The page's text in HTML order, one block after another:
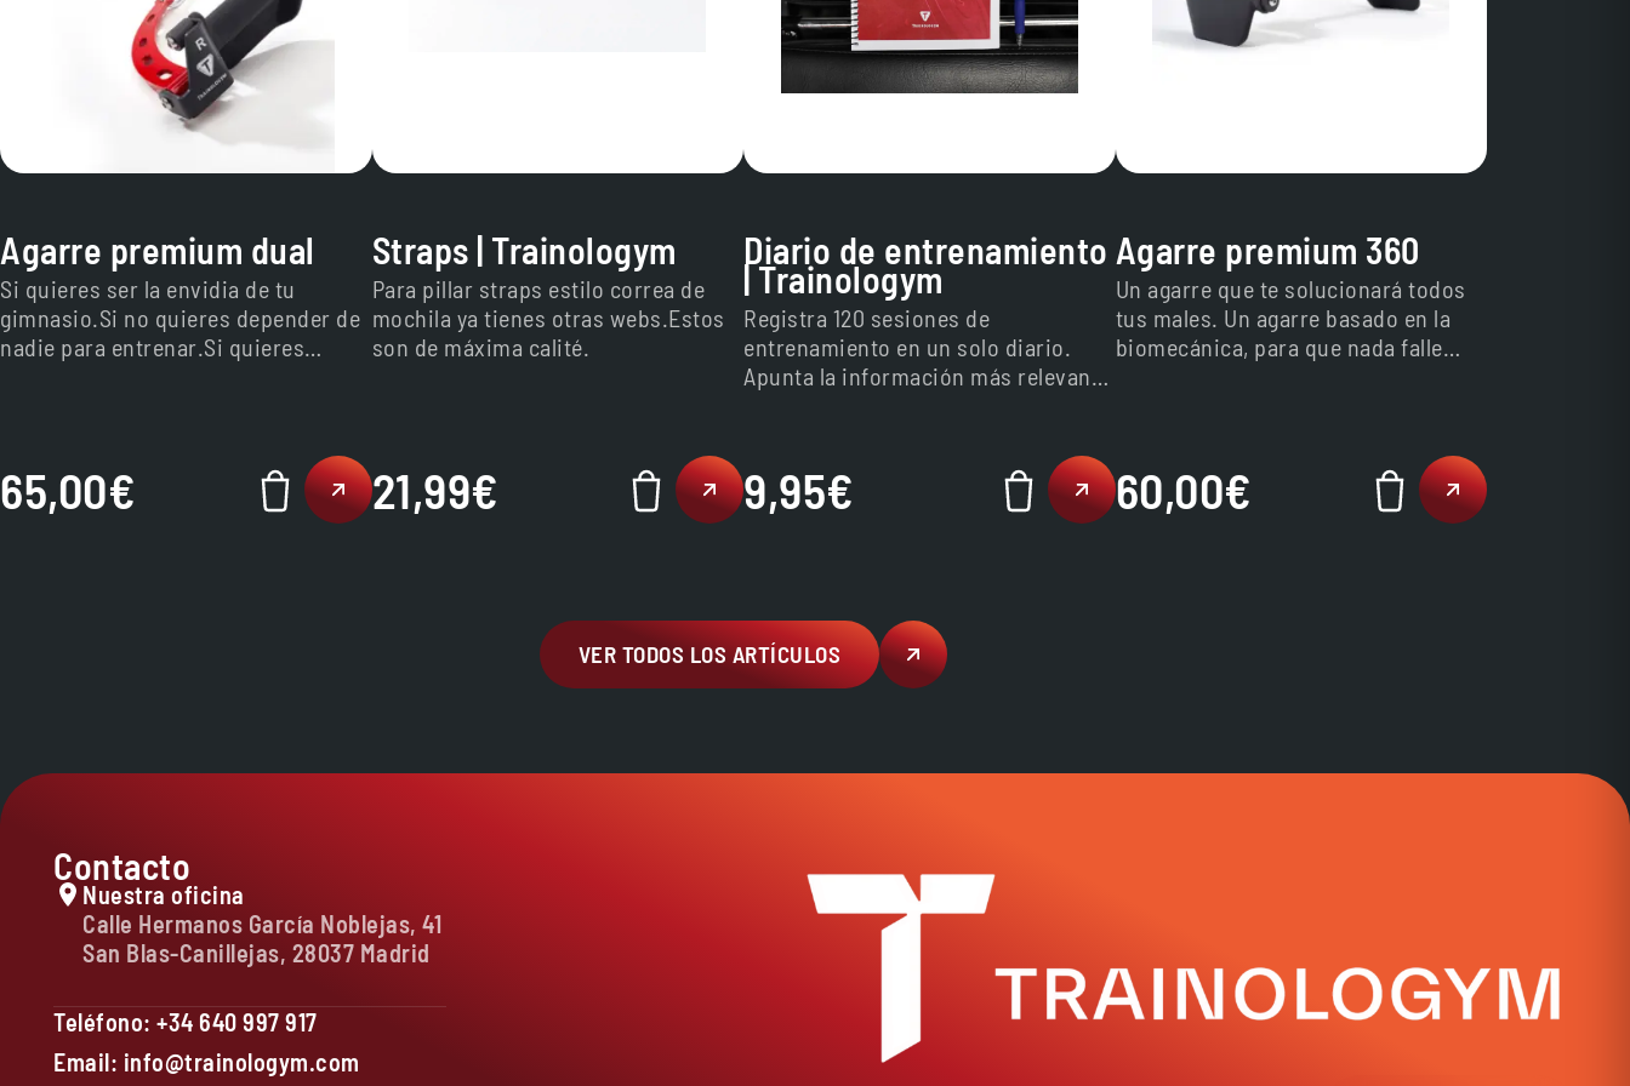
Agarre premium dual
Si quieres ser la envidia de tu
gimnasio.Si no quieres depender de
nadie para entrenar.Si quieres
65,00€
Straps | Trainologym
Para pillar straps estilo correa de
mochila ya tienes otras webs.Estos
son de máxima calité.
21,99€
Diario de entrenamiento
| Trainologym
Registra 120 sesiones de
entrenamiento en un solo diario.
Apunta la información más relevante
para evitar que se doblen las
páginas. Dentro recibirás un
pequeño regalo además de un
disfruta :) Envíos exclusivos en
península y Baleares.
9,95€
Agarre premium 360
Un agarre que te solucionará todos
tus males. Un agarre basado en la
biomecánica, para que nada falle
60,00€
VER TODOS LOS ARTÍCULOS
Contacto
Nuestra oficina
Calle Hermanos García Noblejas, 41
San Blas-Canillejas, 28037 Madrid
Teléfono: +34 640 997 917
Email: info@trainologym.com